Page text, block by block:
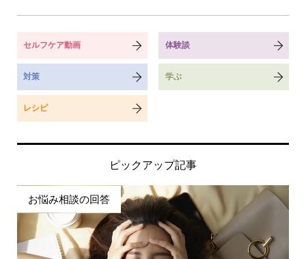
セルフケア動画 体験談
対策 学ぶ
レシピ
ピックアップ記事
お悩み相談の回答